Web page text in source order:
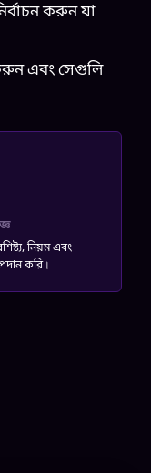
করুন যা
এবং সেগুলি
নিয়ম এবং
করি।